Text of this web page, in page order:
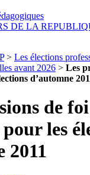
DE LA
> Les élections
avant 2026 > Les
d’automne
de foi
les
2011